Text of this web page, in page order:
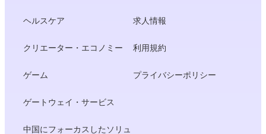
ヘルスケア
クリエーター・エコノミー
ゲーム
ゲートウェイ・サービス
中国にフォーカスしたソリュ
求人情報
利用規約
プライバシーポリシー